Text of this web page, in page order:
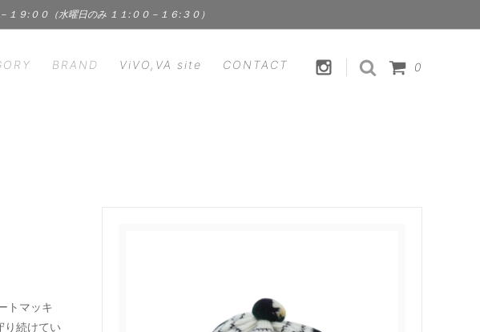
１９:００（水曜日のみ １１:００－１６:３０）
0
BRAND ViVO,VA site CONTACT
トマッキ
り続けてい